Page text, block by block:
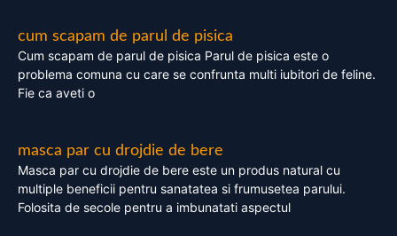
cum scapam de parul de pisica
Cum scapam de parul de pisica Parul de pisica este o
problema comuna cu care se confrunta multi iubitori de feline.
Fie ca aveti o
masca par cu drojdie de bere
Masca par cu drojdie de bere este un produs natural cu
multiple beneficii pentru sanatatea si frumusetea parului.
Folosita de secole pentru a imbunatati aspectul